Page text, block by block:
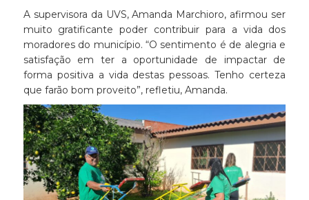
A supervisora da UVS, Amanda Marchioro, afirmou ser
muito gratificante poder contribuir para a vida dos
moradores do município. “O sentimento é de alegria e
satisfação em ter a oportunidade de impactar de
forma positiva a vida destas pessoas. Tenho certeza
que farão bom proveito”, refletiu, Amanda.